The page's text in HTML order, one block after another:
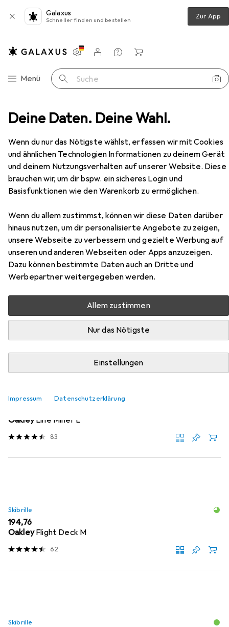
Deine Daten. Deine Wahl.
Wenn du nur das Nötigste wählst, erfassen wir mit Cookies
und ähnlichen Technologien Informationen zu deinem Gerät
und deinem Nutzungsverhalten auf unserer Website. Diese
brauchen wir, um dir bspw. ein sicheres Login und
Basisfunktionen wie den Warenkorb zu ermöglichen.
Wenn du allem zustimmst, können wir diese Daten darüber
hinaus nutzen, um dir personalisierte Angebote zu zeigen,
unsere Webseite zu verbessern und gezielte Werbung auf
unseren und anderen Webseiten oder Apps anzuzeigen.
Dazu können bestimmte Daten auch an Dritte und
Werbepartner weitergegeben werden.
Allem zustimmen
Nur das Nötigste
Einstellungen
Impressum Datenschutzerklärung
Galaxus
Schneller finden und bestellen Zur App
Navigation nach Kategorien
Menü Suche
Einstellungen
Kundenkonto
Vergleichslisten
Merklisten
Warenkorb
Schutzausrüstung Skihelm Uvex heyya
EUR
61,25
Uvex heyya
46 - 50 cm, XS
Zubehör für Uvex heyya
Hier findest du passendes Zubehör zum Produkt Uvex
heyya aus der Kategorie Skibrille.
Produktliste
Skibrille
Oakley Line Miner L
83
Skibrille
EUR
194,76
Oakley Flight Deck M
62
Skibrille